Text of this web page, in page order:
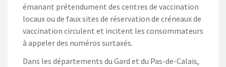
émanant prétendument des centres de vaccination
locaux ou de faux sites de réservation de créneaux de
vaccination circulent et incitent les consommateurs
à appeler des numéros surtaxés.
Dans les départements du Gard et du Pas-de-Calais,